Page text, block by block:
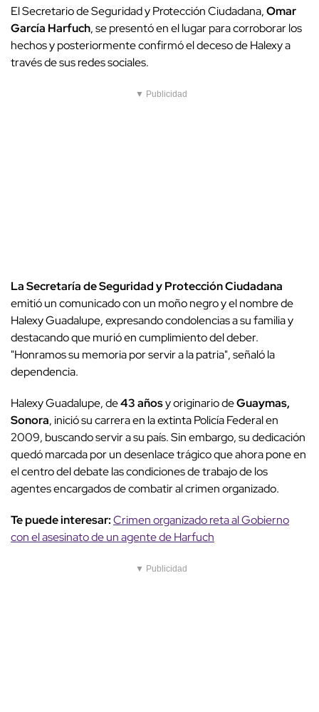
El Secretario de Seguridad y Protección Ciudadana,Omar
García Harfuch, se presentó en el lugar para corroborar los
hechos y posteriormente confirmó el deceso de Halexy a
través de sus redes sociales.
▼ Publicidad
La Secretaría de Seguridad y Protección Ciudadana
emitió un comunicado con un moño negro y el nombre de
Halexy Guadalupe, expresando condolencias a su familia y
destacando que murió en cumplimiento del deber.
"Honramos su memoria por servir a la patria", señaló la
dependencia.
Halexy Guadalupe, de43 añosy originario deGuaymas,
Sonora, inició su carrera en la extinta Policía Federal en
2009, buscando servir a su país. Sin embargo, su dedicación
quedó marcada por un desenlace trágico que ahora pone en
el centro del debate las condiciones de trabajo de los
agentes encargados de combatir al crimen organizado.
Te puede interesar:Crimen organizado reta al Gobierno
con el asesinato de un agente de Harfuch
▼ Publicidad